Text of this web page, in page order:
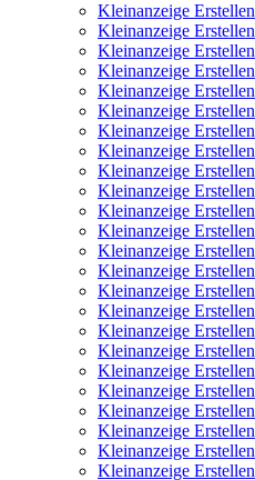
Kleinanzeige Erstellen
Kleinanzeige Erstellen
Kleinanzeige Erstellen
Kleinanzeige Erstellen
Kleinanzeige Erstellen
Kleinanzeige Erstellen
Kleinanzeige Erstellen
Kleinanzeige Erstellen
Kleinanzeige Erstellen
Kleinanzeige Erstellen
Kleinanzeige Erstellen
Kleinanzeige Erstellen
Kleinanzeige Erstellen
Kleinanzeige Erstellen
Kleinanzeige Erstellen
Kleinanzeige Erstellen
Kleinanzeige Erstellen
Kleinanzeige Erstellen
Kleinanzeige Erstellen
Kleinanzeige Erstellen
Kleinanzeige Erstellen
Kleinanzeige Erstellen
Kleinanzeige Erstellen
Kleinanzeige Erstellen